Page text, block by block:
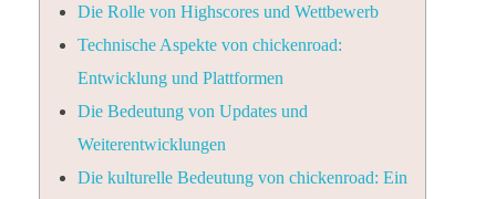
Die Rolle von Highscores und Wettbewerb
Technische Aspekte von chickenroad:
Entwicklung und Plattformen
Die Bedeutung von Updates und
Weiterentwicklungen
Die kulturelle Bedeutung von chickenroad: Ein